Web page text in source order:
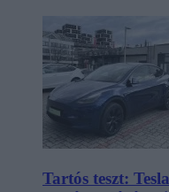
Tartós teszt: